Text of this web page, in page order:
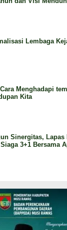
Lembaga
Menghadapi
Kita
Sinergitas,
3+1 Bersama